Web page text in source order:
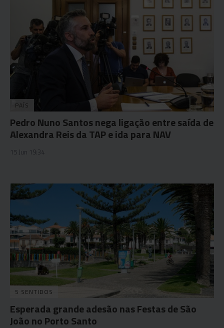
PAÍS
Pedro Nuno Santos nega ligação entre saída de
Alexandra Reis da TAP e ida para NAV
15 Jun 19:34
5 SENTIDOS
Esperada grande adesão nas Festas de São
João no Porto Santo